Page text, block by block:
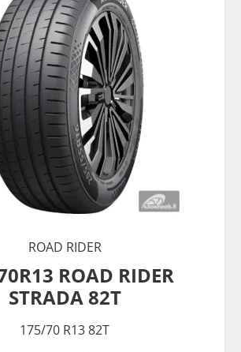
ROAD RIDER
ROAD RIDER
STRADA 82T
175/70 R13 82T